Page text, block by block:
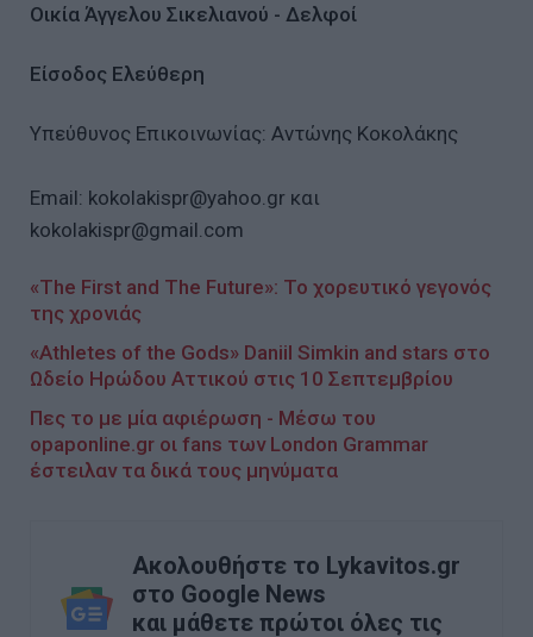
Οικία Άγγελου Σικελιανού - Δελφοί
Είσοδος Ελεύθερη
Υπεύθυνος Επικοινωνίας: Αντώνης Κοκολάκης
Εmail: kokolakispr@yahoo.gr και
kokolakispr@gmail.com
«The First and The Future»: Το χορευτικό γεγονός
της χρονιάς
«Athletes of the Gods» Daniil Simkin and stars στο
Ωδείο Ηρώδου Αττικού στις 10 Σεπτεμβρίου
Πες το με μία αφιέρωση - Μέσω του
opaponline.gr οι fans των London Grammar
έστειλαν τα δικά τους μηνύματα
Ακολουθήστε το Lykavitos.gr
στο Google News
και μάθετε πρώτοι όλες τις